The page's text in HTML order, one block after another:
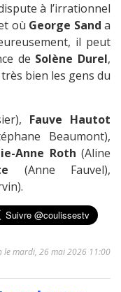
à l’irrationnel
où George Sand a
il peut
de Solène Durel,
bien les gens du
Fauve Hautot
Beaumont),
Anne Roth (Aline
(Anne Fauvel),
le mardi, 26 mai 2026 11:00